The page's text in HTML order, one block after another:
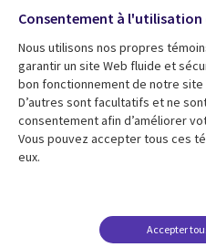
Ressources
Library
Links
Articles
Blog
Social
Media
FRANCE
Consentement à l'utilisation
Nous utilisons nos propres
garantir un site Web fluide et
bon fonctionnement de notre
D’autres sont facultatifs et ne
consentement afin d’améliorer
Vous pouvez accepter tous ces
eux.
Accepter